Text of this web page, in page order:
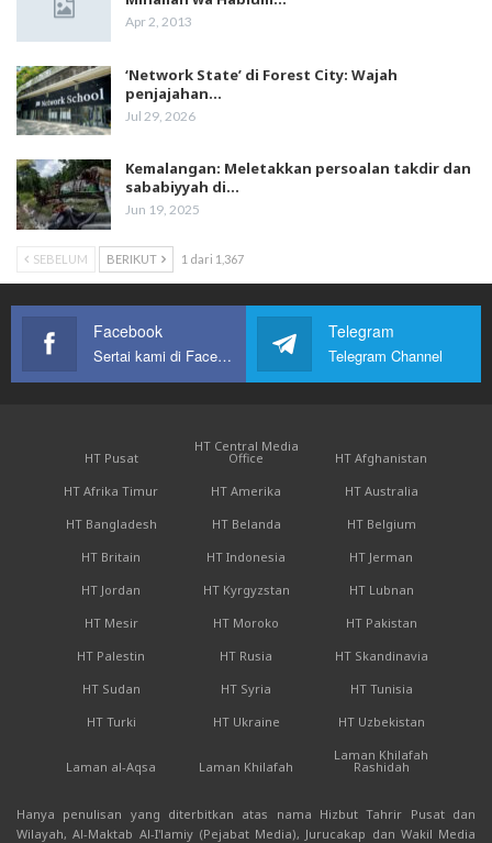
Apr 2, 2013
‘Network State’ di Forest City: Wajah
penjajahan…
Jul 29, 2026
Kemalangan: Meletakkan persoalan takdir dan
sababiyyah di…
Jun 19, 2025
SEBELUM BERIKUT 1 dari 1,367
Facebook
Sertai kami di Facebook
Telegram
Telegram Channel
HT Pusat
HT Central Media
Office
HT Afghanistan
HT Afrika Timur
HT Amerika
HT Australia
HT Bangladesh
HT Belanda
HT Belgium
HT Britain
HT Indonesia
HT Jerman
HT Jordan
HT Kyrgyzstan
HT Lubnan
HT Mesir
HT Moroko
HT Pakistan
HT Palestin
HT Rusia
HT Skandinavia
HT Sudan
HT Syria
HT Tunisia
HT Turki
HT Ukraine HT Uzbekistan
Laman al-Aqsa Laman Khilafah
Laman Khilafah
Rashidah
Hanya penulisan yang diterbitkan atas nama Hizbut Tahrir Pusat dan
Wilayah, Al-Maktab Al-I'lamiy (Pejabat Media), Jurucakap dan Wakil Media